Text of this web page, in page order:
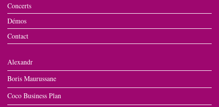
Concerts
Démos
Contact
Alexandr
Boris Maurussane
Coco Business Plan